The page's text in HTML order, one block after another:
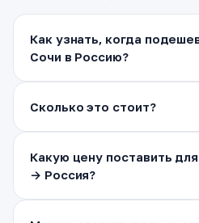
Как узнать, когда
Сочи в Россию?
Сколько это стоит?
Какую цену поставить
→ Россия?